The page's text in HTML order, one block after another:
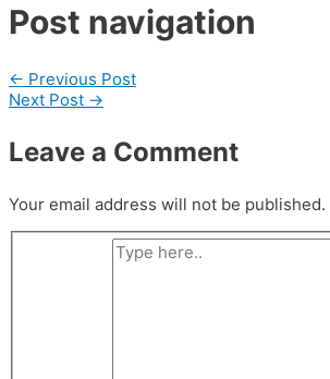
Post navigation
← Previous Post
Next Post →
Leave a Comment
Your email address will not be published.